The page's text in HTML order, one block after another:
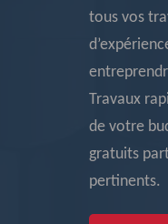
tous vos
Travaux
de votre
gratuits
pertinents.